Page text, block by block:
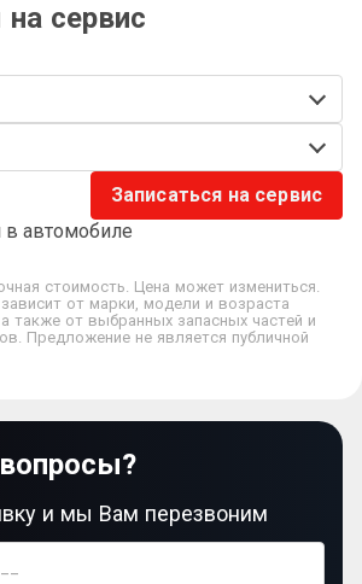
на сервис
автомобиле
Записаться на сервис
стоимость. Цена может измениться.
от марки, модели и возраста
также от выбранных запасных частей и
Предложение не является публичной
и мы Вам перезвоним